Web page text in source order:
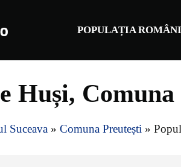
POPULAȚIA
Huși,
Suceava » Comuna Preutești »